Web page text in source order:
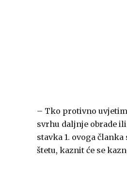
– Tko protivno
svrhu daljnje obrade
stavka 1. ovoga
štetu, kaznit će se